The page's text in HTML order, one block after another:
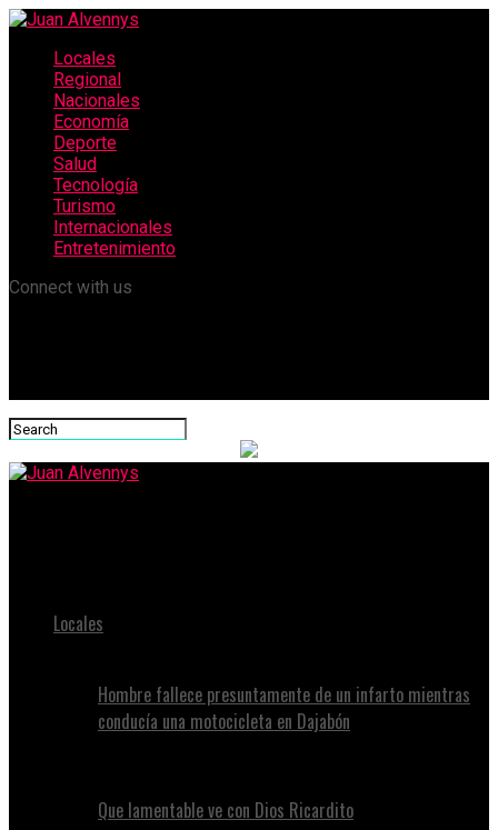
Locales
Regional
Nacionales
Economía
Deporte
Salud
Tecnología
Turismo
Internacionales
Entretenimiento
Connect with us
Locales
Hombre fallece presuntamente de un infarto mientras
conducía una motocicleta en Dajabón
Que lamentable ve con Dios Ricardito